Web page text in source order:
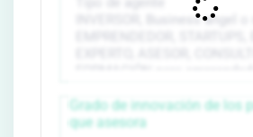
Grado de innovación de los
que asesora